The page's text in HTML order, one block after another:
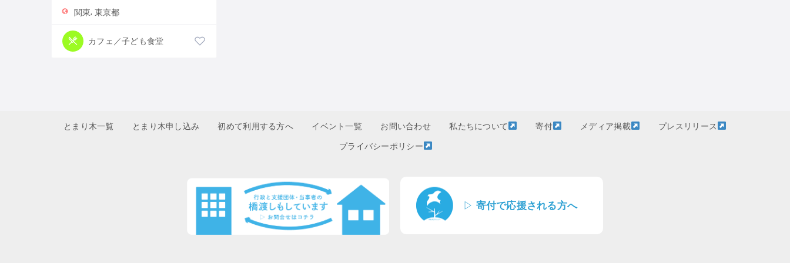
関東 東京都
カフェ／子ども食堂
とまり木一覧 とまり木申し込み 初めて利用する方へ イベント一覧 お問い合わせ 私たちについて 寄付 メディア掲載 プレスリリース
プライバシーポリシー
▷ 寄付で応援される方へ